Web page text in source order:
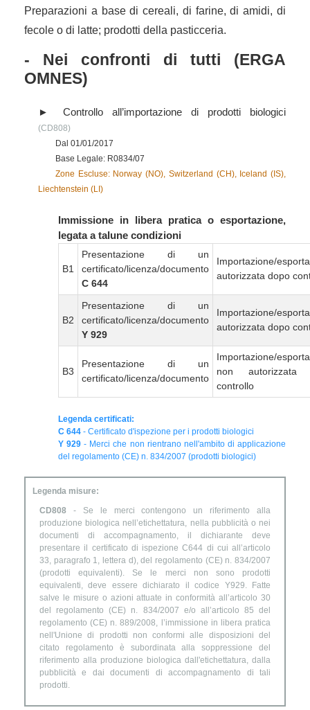
Preparazioni a base di cereali, di farine, di amidi, di
fecole o di latte; prodotti della pasticceria.
- Nei confronti di tutti (ERGA
OMNES)
Controllo all’importazione di prodotti biologici
(CD808)
Dal 01/01/2017
Base Legale: R0834/07
Zone Escluse: Norway (NO), Switzerland (CH), Iceland (IS),
Liechtenstein (LI)
Immissione in libera pratica o esportazione,
legata a talune condizioni
B1
Presentazione di un
certificato/licenza/documento
C 644
Importazione/
autorizzata dopo
B2
Presentazione di un
certificato/licenza/documento
Y 929
Importazione/
autorizzata dopo
B3
Presentazione di un
certificato/licenza/documento
Importazione/
non autorizzata
controllo
Legenda certificati:
C 644 - Certificato d'ispezione per i prodotti biologici
Y 929 - Merci che non rientrano nell'ambito di applicazione
del regolamento (CE) n. 834/2007 (prodotti biologici)
Legenda misure:
CD808 - Se le merci contengono un riferimento alla
produzione biologica nell’etichettatura, nella pubblicità o nei
documenti di accompagnamento, il dichiarante deve
presentare il certificato di ispezione C644 di cui all’articolo
33, paragrafo 1, lettera d), del regolamento (CE) n. 834/2007
(prodotti equivalenti). Se le merci non sono prodotti
equivalenti, deve essere dichiarato il codice Y929. Fatte
salve le misure o azioni attuate in conformità all’articolo 30
del regolamento (CE) n. 834/2007 e/o all’articolo 85 del
regolamento (CE) n. 889/2008, l’immissione in libera pratica
nell'Unione di prodotti non conformi alle disposizioni del
citato regolamento è subordinata alla soppressione del
riferimento alla produzione biologica dall'etichettatura, dalla
pubblicità e dai documenti di accompagnamento di tali
prodotti.